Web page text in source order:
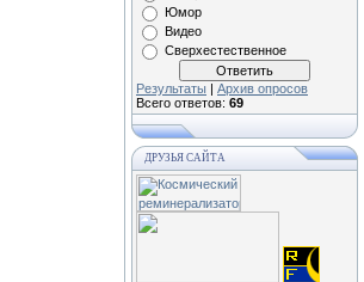
Юмор
Видео
Сверхестественное
Результаты | Архив опросов
Всего ответов: 69
ДРУЗЬЯ САЙТА